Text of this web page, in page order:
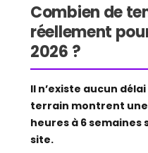
Combien de
réellement
2026 ?
Il n’existe aucun
terrain montrent
heures à 6
site.